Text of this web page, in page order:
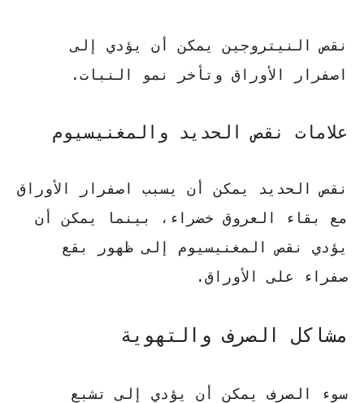
نقص النيتروجين يمكن أن يؤدي إلى
اصفرار الأوراق وتأخر نمو النبات.
علامات نقص الحديد والمغنيسيوم
نقص الحديد يمكن أن يسبب اصفرار الأوراق
مع بقاء العروق خضراء، بينما يمكن أن
يؤدي نقص المغنيسيوم إلى ظهور بقع
صفراء على الأوراق.
مشاكل الصرف والتهوية
سوء الصرف يمكن أن يؤدي إلى تشبع